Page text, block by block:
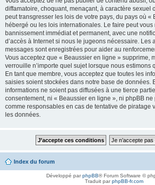
diffamatoire, choquant, menaçant, à caractère sexuel
peut transgresser les lois de votre pays, du pays où «
hébergé ou les lois internationales. Le faire peut vous
bannissement immédiat et permanent, avec une
d’accès à Internet si nous le jugeons nécessaire. Les
messages sont enregistrées pour aider au
Vous acceptez que « Beaussier en ligne » supprime,
verrouille n’importe quel sujet lorsque nous estimons
En tant que membre, vous acceptez que toutes les
saisies soient stockées dans notre base de données.
informations ne soient pas diffusées à une tierce
consentement, ni « Beaussier en ligne », ni phpBB ne
comme responsables en cas de tentative de piratage
les données.
Index du forum
Développé parphpBB® Forum Software ©
Traduit parphpBB-fr.com